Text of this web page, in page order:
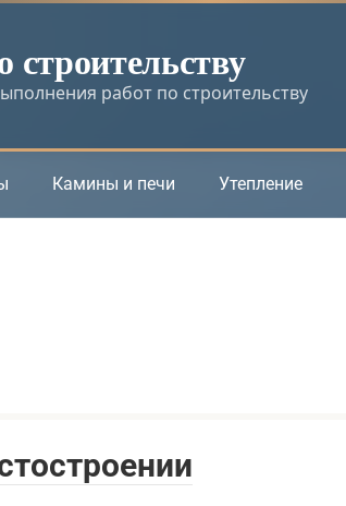
работ по строительству
Камины и печи Утепление